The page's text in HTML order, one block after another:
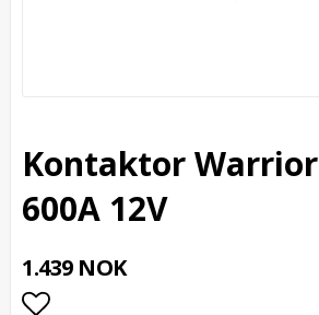
Kontaktor
600A 12V
1.439 NOK